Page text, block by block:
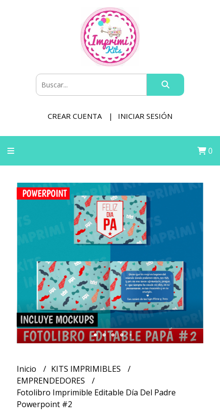
CREAR CUENTA INICIAR SESIÓN
0
Inicio
KITS IMPRIMIBLES
EMPRENDEDORES
Fotolibro Imprimible Editable Día Del Padre
Powerpoint #2